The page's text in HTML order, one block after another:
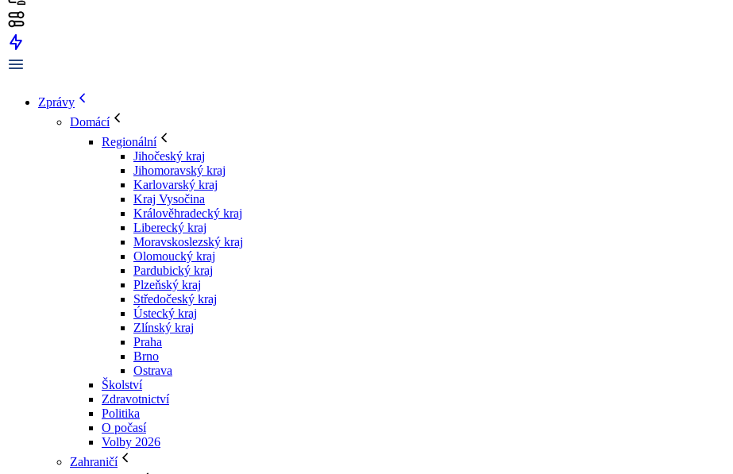
Zprávy
Domácí
Regionální
Jihočeský kraj
Jihomoravský kraj
Karlovarský kraj
Kraj Vysočina
Králověhradecký kraj
Liberecký kraj
Moravskoslezský kraj
Olomoucký kraj
Pardubický kraj
Plzeňský kraj
Středočeský kraj
Ústecký kraj
Zlínský kraj
Praha
Brno
Ostrava
Školství
Zdravotnictví
Politika
O počasí
Volby 2026
Zahraničí